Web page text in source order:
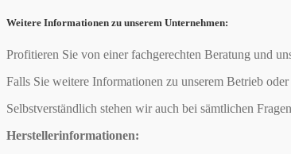
Weitere Informationen zu unserem Unternehmen:
Profitieren Sie von einer fachgerechten Beratung und
Falls Sie weitere Informationen zu unserem Betrieb
Selbstverständlich stehen wir auch bei sämtlichen
Herstellerinformationen: